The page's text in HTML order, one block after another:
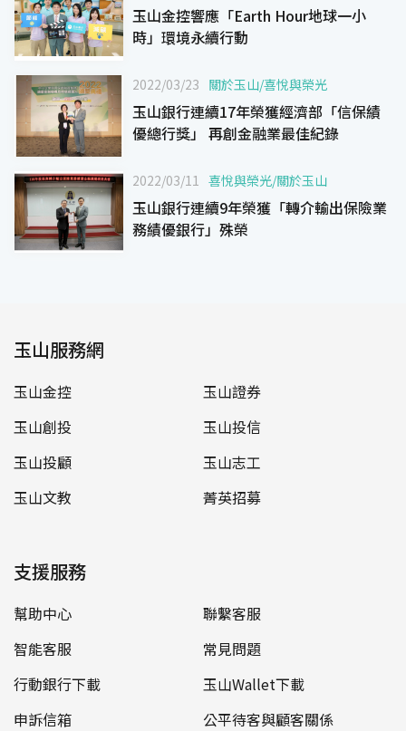
玉山金控響應「Earth Hour地球一小
時」環境永續行動
2022/03/23 關於玉山/喜悅與榮光
玉山銀行連續17年榮獲經濟部「信保績
優總行獎」 再創金融業最佳紀錄
2022/03/11 喜悅與榮光/關於玉山
玉山銀行連續9年榮獲「轉介輸出保險業
務績優銀行」殊榮
玉山服務網
玉山金控
玉山證券
玉山創投
玉山投信
玉山投顧
玉山志工
玉山文教
菁英招募
支援服務
幫助中心
聯繫客服
智能客服
常見問題
行動銀行下載
玉山Wallet下載
申訴信箱
公平待客與顧客關係